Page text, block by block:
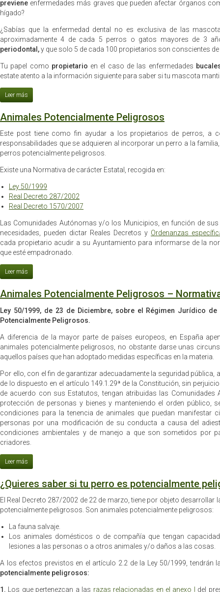
previene enfermedades más graves que pueden afectar órganos
hígado?
¿Sabías que la enfermedad dental no es exclusiva de las
aproximadamente 4 de cada 5 perros o gatos mayores de 3
periodontal,y que solo 5 de cada 100 propietarios son conscientes de
Tu papel como propietario en el caso de las enfermedades
estate atento a la información siguiente para saber si tu mascota
Animales Potencialmente Peligrosos
Este post tiene como fin ayudar a los propietarios de perros, a
responsabilidades que se adquieren al incorporar un perro a la
perros potencialmente peligrosos.
Existe una Normativa de carácter Estatal, recogida en:
Ley 50/1999
Real Decreto 287/2002
Real Decreto 1570/2007
Las Comunidades Autónomas y/o los Municipios, en función de
necesidades, pueden dictar Reales Decretos y Ordenanzas
cada propietario acudir a su Ayuntamiento para informarse de la
que esté empadronado.
Animales Potencialmente Peligrosos –
Ley 50/1999, de 23 de Diciembre, sobre el Régimen Jurídico de
Potencialmente Peligrosos.
A diferencia de la mayor parte de países europeos, en España
animales potencialmente peligrosos, no obstante darse unas
aquellos países que han adoptado medidas específicas en la materia.
Por ello, con el fin de garantizar adecuadamente la seguridad pública,
de lo dispuesto en el artículo 149.1.29ª de la Constitución, sin
de acuerdo con sus Estatutos, tengan atribuidas las Comunidades
protección de personas y bienes y manteniendo el orden público,
condiciones para la tenencia de animales que puedan manifestar
personas por una modificación de su conducta a causa del
condiciones ambientales y de manejo a que son sometidos por
criadores.
¿Quieres saber si tu perro es potencialmente
El Real Decreto 287/2002 de 22 de marzo, tiene por objeto desarrollar
potencialmente peligrosos. Son animales potencialmente peligrosos:
La fauna salvaje.
Los animales domésticos o de compañía que tengan
lesiones a las personas o a otros animales y/o daños a las cosas.
A los efectos previstos en el artículo 2.2 de la Ley 50/1999, tendrán
potencialmente peligrosos:
1. Los que pertenezcan a las razas relacionadas en el anexo I
del